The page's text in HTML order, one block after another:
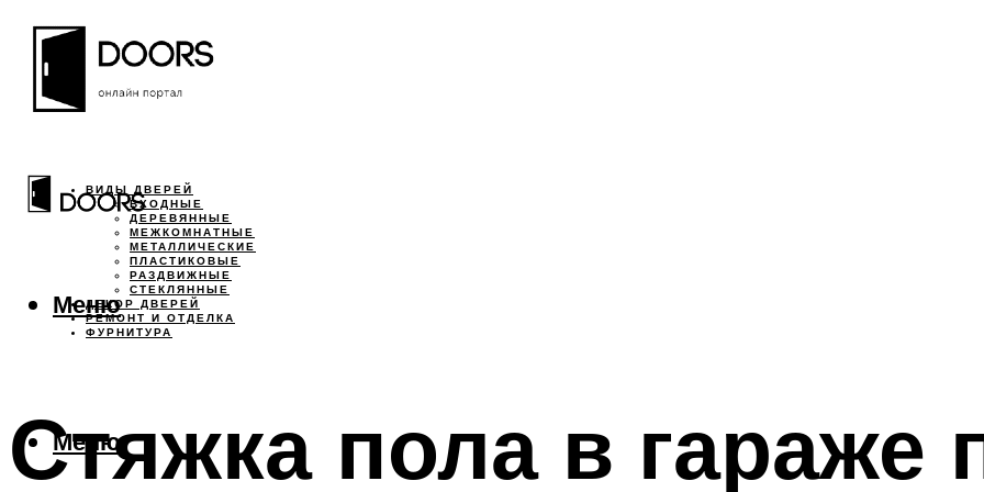
ВИДЫ ДВЕРЕЙ
ВХОДНЫЕ
ДЕРЕВЯННЫЕ
МЕЖКОМНАТНЫЕ
МЕТАЛЛИЧЕСКИЕ
ПЛАСТИКОВЫЕ
РАЗДВИЖНЫЕ
СТЕКЛЯННЫЕ
ДЕКОР ДВЕРЕЙ
РЕМОНТ И ОТДЕЛКА
ФУРНИТУРА
Меню
Меню
Стяжка пола в гараже